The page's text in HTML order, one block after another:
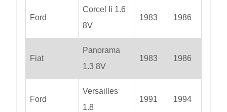
Ford
Corcel Ii 1.6
8V
1983 1986
Fiat
Panorama
1.3 8V
1983 1986
Ford
Versailles
1.8
1991 1994